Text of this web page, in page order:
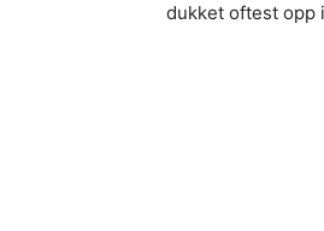
dukket oftest opp